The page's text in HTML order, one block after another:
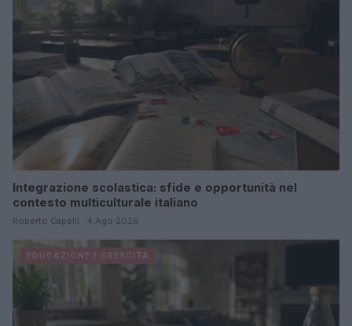
Integrazione scolastica: sfide e opportunità nel
contesto multiculturale italiano
Roberto Capelli · 4 Ago 2026
EDUCAZIONE E CRESCITA